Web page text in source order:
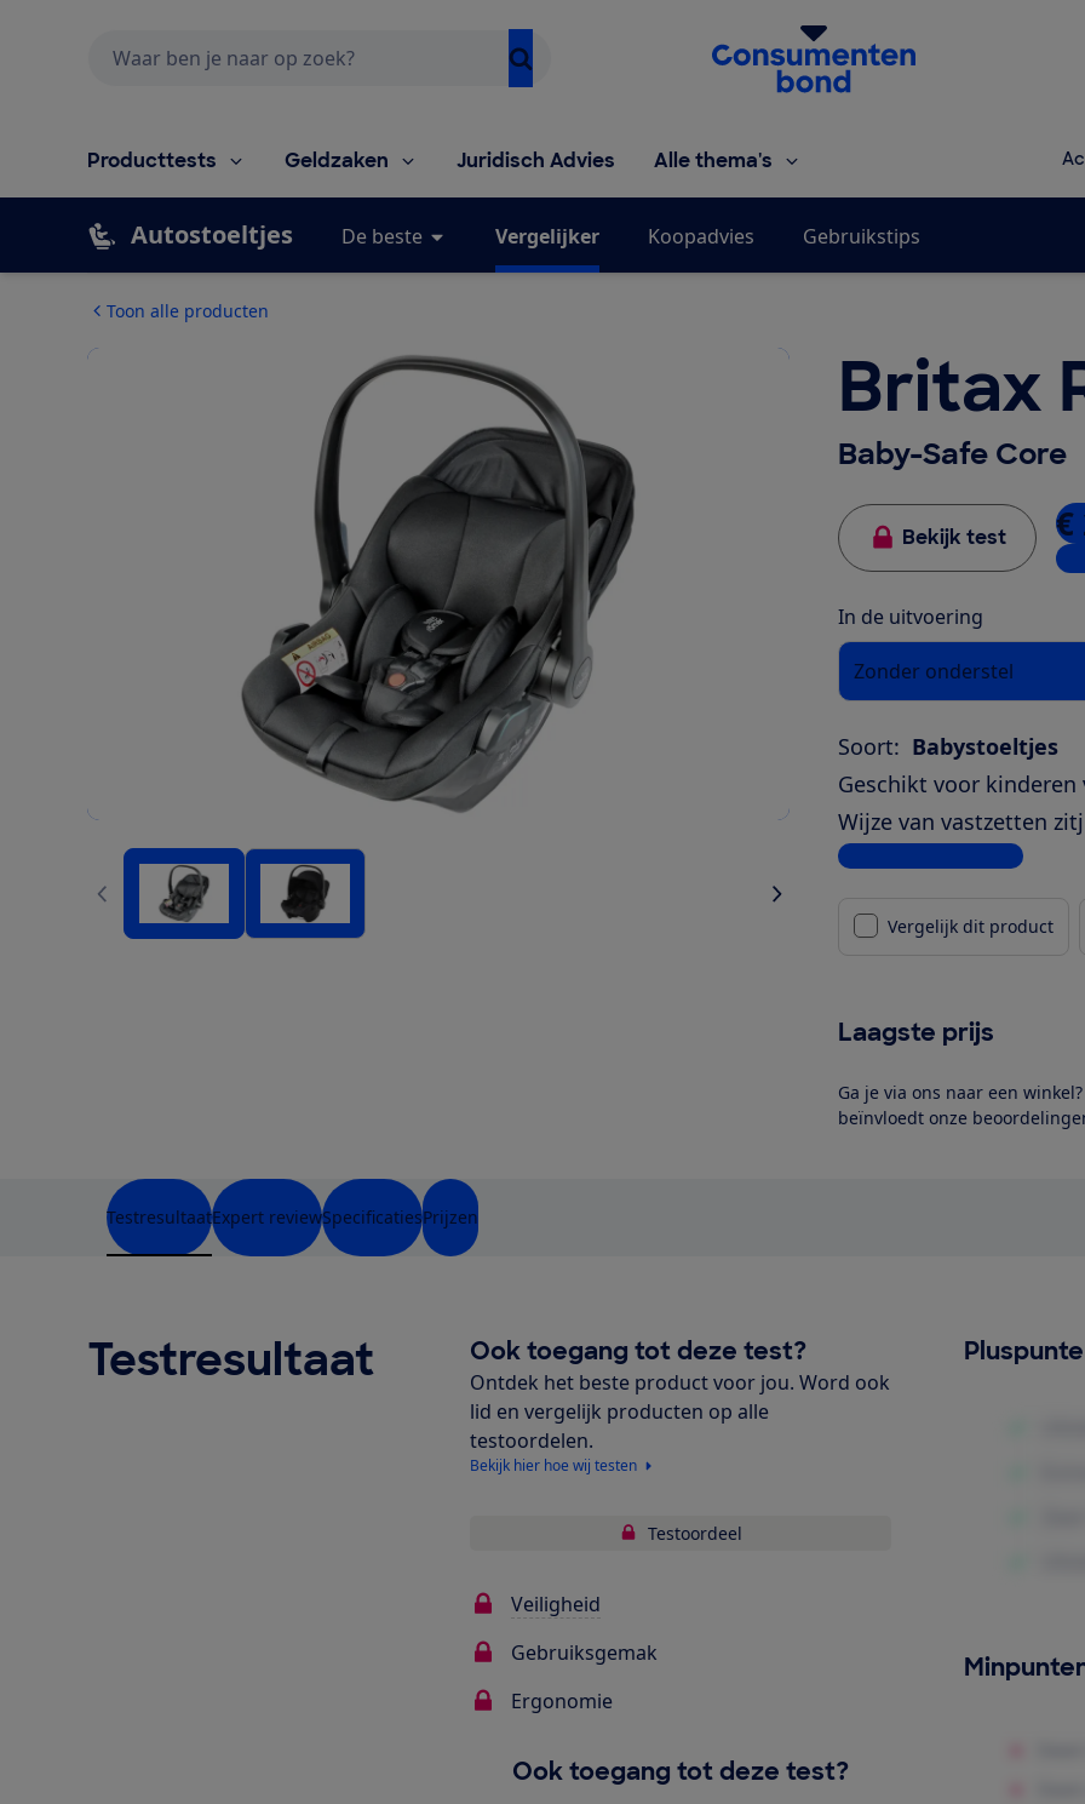
Homepage van de Consumentenbond
Producttests Geldzaken Juridisch Advies Alle thema's
Autostoeltjes De beste Vergelijker Koopadvies Gebruikstips
Toon alle producten
Britax
Baby-Safe Core
Bekijk test €
1
In de uitvoering
Zonder onderstel
Soort: Babystoeltjes
Geschikt voor kinderen
Wijze van vastzetten
Bekijk alle specificaties
Vergelijk dit product
Laagste prijs
Ga je via ons naar een
beïnvloedt onze
TestresultaatExpert reviewSpecificatiesPrijzen
Testresultaat Ook toegang tot deze test?
Ontdek het beste product voor jou. Word ook
lid en vergelijk producten op alle
testoordelen.
Bekijk hier hoe wij testen
Testoordeel
Veiligheid
Gebruiksgemak
Ergonomie
Ook toegang tot deze test?